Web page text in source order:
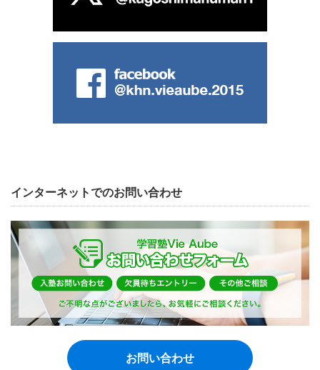
インターネットでのお問い合わせ
お問い合わせ